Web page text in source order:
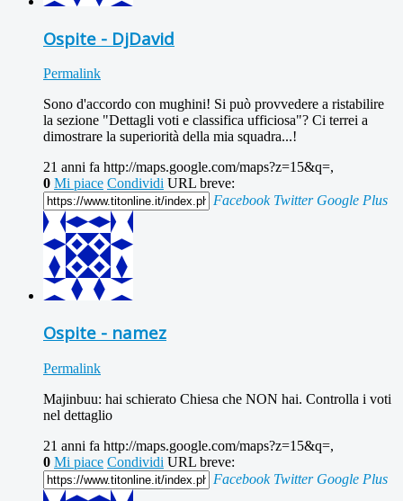
Ospite - DjDavid
Permalink
Sono d'accordo con mughini! Si può provvedere a ristabilire
la sezione "Dettagli voti e classifica ufficiosa"? Ci terrei a
dimostrare la superiorità della mia squadra...!
21 anni fa http://maps.google.com/maps?z=15&q=,
0 Mi piace Condividi URL breve:
Facebook Twitter Google Plus
Ospite - namez
Permalink
Majinbuu: hai schierato Chiesa che NON hai. Controlla i voti
nel dettaglio
21 anni fa http://maps.google.com/maps?z=15&q=,
0 Mi piace Condividi URL breve:
Facebook Twitter Google Plus